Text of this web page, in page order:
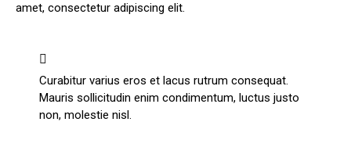
amet, consectetur adipiscing elit.
Curabitur varius eros et lacus rutrum consequat.
Mauris sollicitudin enim condimentum, luctus justo
non, molestie nisl.